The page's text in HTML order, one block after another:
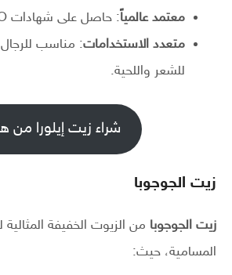
معتمد عالمياً: حاصل على شهادات ISO وGMB.
متعدد الاستخدامات: مناسب للرجال
للشعر واللحية.
شراء زيت إيلورا من
زيت الجوجوبا
زيت الجوجوبا من الزيوت الخفيفة
المسامية، حيث: